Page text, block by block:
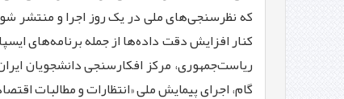
که نظرسنجی‌های ملی در یک روز اجرا و منتشر
کنار افزایش دقت داده‌ها از جمله برنامه‌های
ریاست‌جمهوری، مرکز افکارسنجی دانشجویان
گام، اجرای پیمایش ملی «انتظارات و مطالبات